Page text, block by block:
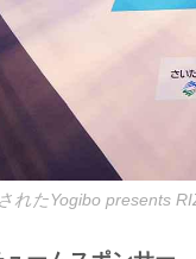
れたYogibo presents